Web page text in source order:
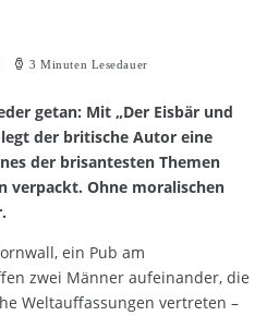
3 Minuten Lesedauer
getan: Mit „Der Eisbär und
der britische Autor eine
der brisantesten Themen
verpackt. Ohne moralischen
ein Pub am
zwei Männer aufeinander, die
Weltauffassungen vertreten –